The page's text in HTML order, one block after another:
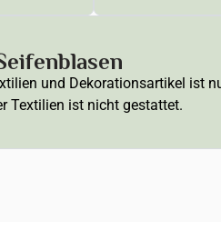
und Dekorationsartikel ist
Textilien ist nicht gestattet.